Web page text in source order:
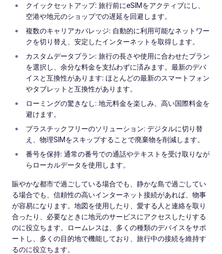
クイックセットアップ: 旅行前にeSIMをアクティブにし、
空港や地元のショップでの遅延を回避します。
複数のキャリアカバレッジ: 自動的に利用可能なネットワー
クを切り替え、安定したインターネットを取得します。
カスタムデータプラン: 旅行の長さや使用に合わせたプラン
を選択し、余分な料金を支払わずに済みます。最新のデバ
イスと互換性があります: ほとんどの最新のスマートフォン
やタブレットと互換性があります。
ローミングの驚きなし: 地元料金を楽しみ、高い国際料金を
避けます。
プラスチックフリーのソリューション: デジタルに切り替
え、物理SIMをスキップすることで廃棄物を削減します。
番号を保持: 通常の番号での通話やテキストを受け取りなが
らローカルデータを使用します。
賑やかな都市で過ごしている場合でも、静かな島で過ごしてい
る場合でも、信頼性の高いインターネット接続があれば、物事
が容易になります。地図を使用したり、愛する人と連絡を取り
合ったり、必要なときに地元のサービスにアクセスしたりする
のに役立ちます。ロームレスは、多くの種類のデバイスをサポ
ートし、多くの目的地で機能しており、旅行中の接続を維持す
るのに役立ちます。